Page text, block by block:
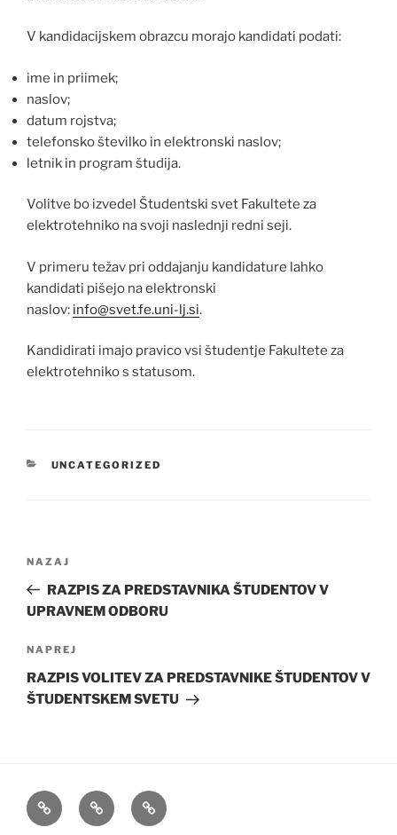
V kandidacijskem obrazcu morajo kandidati podati:
ime in priimek;
naslov;
datum rojstva;
telefonsko številko in elektronski naslov;
letnik in program študija.
Volitve bo izvedel Študentski svet Fakultete za
elektrotehniko na svoji naslednji redni seji.
V primeru težav pri oddajanju kandidature lahko
kandidati pišejo na elektronski
naslov: info@svet.fe.uni-lj.si.
Kandidirati imajo pravico vsi študentje Fakultete za
elektrotehniko s statusom.
KATEGORIJE
UNCATEGORIZED
Prejšnji
prispevek
NAZAJ
RAZPIS ZA PREDSTAVNIKA ŠTUDENTOV V
UPRAVNEM ODBORU
Naslednji
prispevek
NAPREJ
RAZPIS VOLITEV ZA PREDSTAVNIKE ŠTUDENTOV V
ŠTUDENTSKEM SVETU
PredstavitevNovice Člani
in